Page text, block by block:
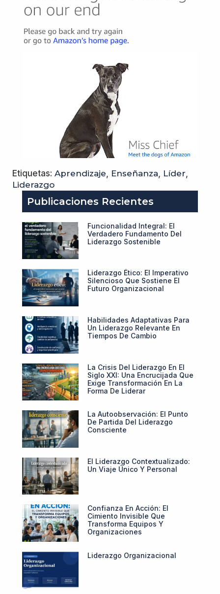
Etiquetas: Aprendizaje Enseñanza Líder
Liderazgo
Publicaciones Recientes
Funcionalidad Integral: El
Verdadero Fundamento Del
Liderazgo Sostenible
Liderazgo Ético: El Imperativo
Silencioso Que Sostiene El
Futuro Organizacional
Habilidades Adaptativas Para
Un Liderazgo Relevante En
Tiempos De Cambio
La Crisis Del Liderazgo En El
Siglo XXI: Una Encrucijada Que
Exige Transformación En La
Forma De Liderar
La Autoobservación: El Punto
De Partida Del Liderazgo
Consciente
El Liderazgo Contextualizado:
Un Viaje Único Y Personal
Confianza En Acción: El
Cimiento Invisible Que
Transforma Equipos Y
Organizaciones
Liderazgo Organizacional